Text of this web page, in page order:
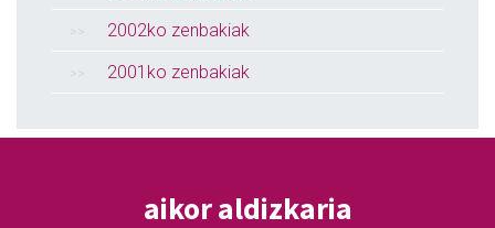
2002ko zenbakiak
2001ko zenbakiak
aikor aldizkaria